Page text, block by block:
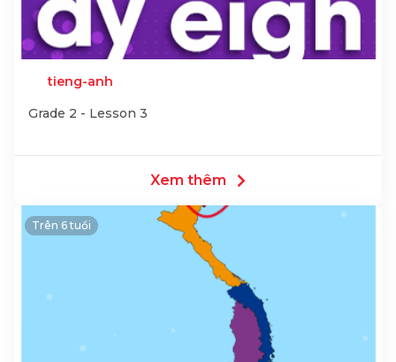
tieng-anh
Grade 2 - Lesson 3
Xem thêm
Trên 6 tuổi